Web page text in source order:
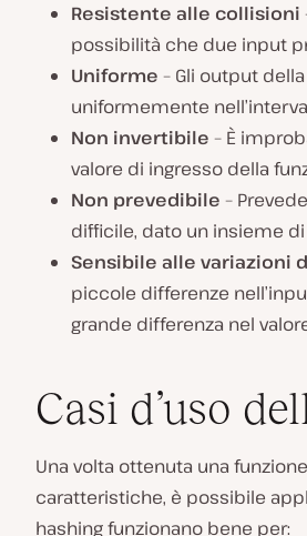
Resistente alle collisioni
possibilità che due input
Uniforme – Gli output
uniformemente
Non invertibile – È
valore di ingresso della
Non prevedibile –
difficile, dato un insieme
Sensibile alle variazioni
piccole differenze
grande differenza nel
Casi d’uso
Una volta ottenuta una
caratteristiche, è possibile
hashing funzionano bene per: